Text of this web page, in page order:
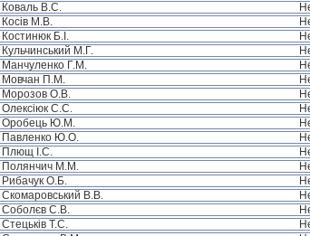
Коваль В.С.
Косів М.В.
Костинюк Б.І.
Кульчинський М.Г.
Манчуленко Г.М.
Мовчан П.М.
Морозов О.В.
Олексіюк С.С.
Оробець Ю.М.
Павленко Ю.О.
Плющ І.С.
Полянчич М.М.
Рибачук О.Б.
Скомаровський В.В.
Соболєв С.В.
Стецьків Т.С.